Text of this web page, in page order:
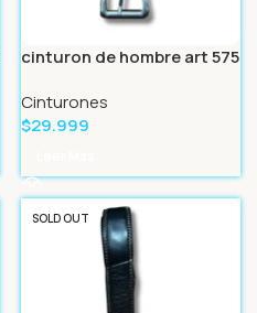
cinturon de hombre art 575
Cinturones
$29.999
SOLD OUT